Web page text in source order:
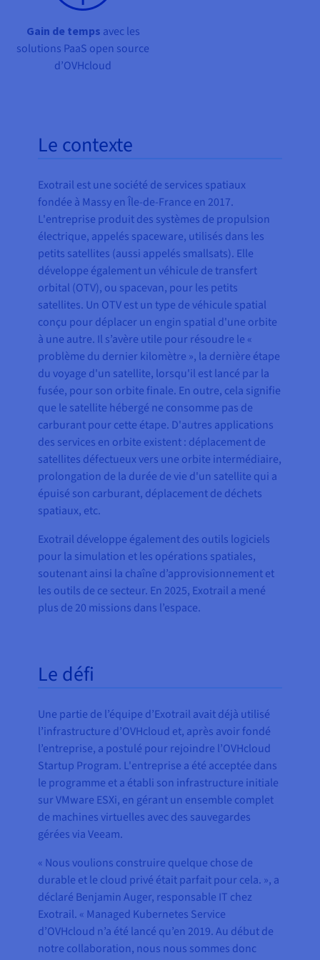
Gain de temps avec les
solutions PaaS open source
d’OVHcloud
Le contexte
Exotrail est une société de services spatiaux
fondée à Massy en Île-de-France en 2017.
L'entreprise produit des systèmes de propulsion
électrique, appelés spaceware, utilisés dans les
petits satellites (aussi appelés smallsats). Elle
développe également un véhicule de transfert
orbital (OTV), ou spacevan, pour les petits
satellites. Un OTV est un type de véhicule spatial
conçu pour déplacer un engin spatial d'une orbite
à une autre. Il s’avère utile pour résoudre le «
problème du dernier kilomètre », la dernière étape
du voyage d'un satellite, lorsqu'il est lancé par la
fusée, pour son orbite finale. En outre, cela signifie
que le satellite hébergé ne consomme pas de
carburant pour cette étape. D'autres applications
des services en orbite existent : déplacement de
satellites défectueux vers une orbite intermédiaire,
prolongation de la durée de vie d'un satellite qui a
épuisé son carburant, déplacement de déchets
spatiaux, etc.
Exotrail développe également des outils logiciels
pour la simulation et les opérations spatiales,
soutenant ainsi la chaîne d’approvisionnement et
les outils de ce secteur. En 2025, Exotrail a mené
plus de 20 missions dans l’espace.
Le défi
Une partie de l’équipe d’Exotrail avait déjà utilisé
l’infrastructure d’OVHcloud et, après avoir fondé
l’entreprise, a postulé pour rejoindre l’OVHcloud
Startup Program. L'entreprise a été acceptée dans
le programme et a établi son infrastructure initiale
sur VMware ESXi, en gérant un ensemble complet
de machines virtuelles avec des sauvegardes
gérées via Veeam.
« Nous voulions construire quelque chose de
durable et le cloud privé était parfait pour cela. », a
déclaré Benjamin Auger, responsable IT chez
Exotrail. « Managed Kubernetes Service
d’OVHcloud n’a été lancé qu’en 2019. Au début de
notre collaboration, nous nous sommes donc